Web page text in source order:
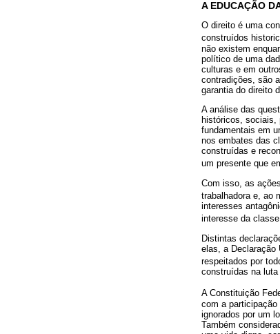
A EDUCAÇÃO
O direito é uma
construídos
não existem
político de uma
culturas e em
contradições, são
garantia do direito
A análise das
históricos,
fundamentais em
nos embates das
construídas e
um presente que
Com isso, as
trabalhadora e, ao
interesses
interesse da
Distintas
elas, a Declaração
respeitados por
construídas na luta
A Constituição
com a
ignorados por um
Também